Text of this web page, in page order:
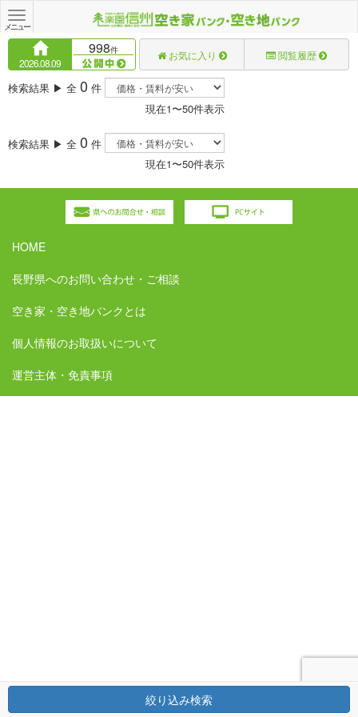
Toggle
navigation
メニュー
2026.08.09
998件 お気に入り 閲覧履歴
検索結果 ▶ 全 0 件
現在1〜50件表示
検索結果 ▶ 全 0 件
現在1〜50件表示
絞り込み検索
HOME
長野県へのお問い合わせ・ご相談
空き家・空き地バンクとは
個人情報のお取扱いについて
運営主体・免責事項